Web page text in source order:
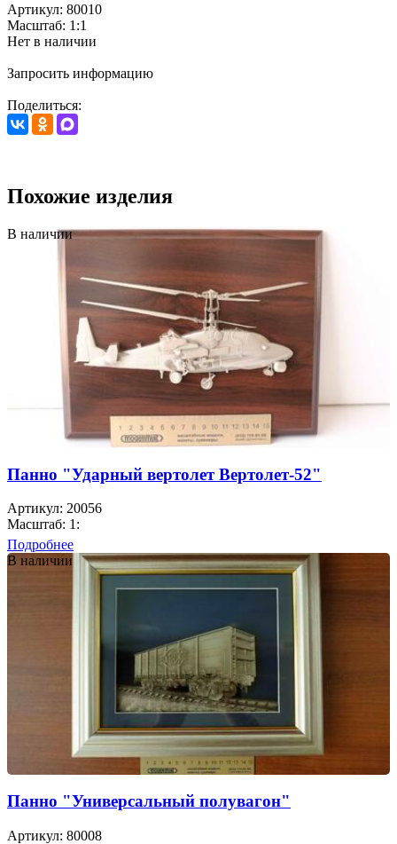
Артикул: 80010
Масштаб: 1:1
Нет в наличии
Запросить информацию
Поделиться:
Похожие изделия
В наличии
Панно "Ударный вертолет Вертолет-52"
Артикул: 20056
Масштаб: 1:
Подробнее
В наличии
Панно "Универсальный полувагон"
Артикул: 80008